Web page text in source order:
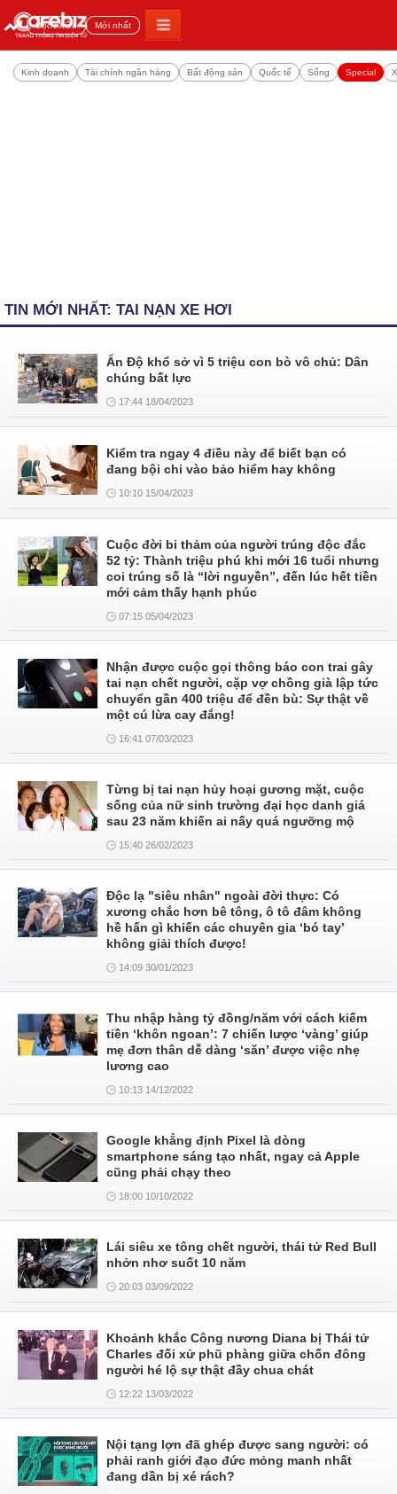
Đọc nhiều Mới nhất
Kinh doanh Tài chính ngân hàng Bất động sản Quốc tế Sống Special
TIN MỚI NHẤT: TAI NẠN XE HƠI
Ấn Độ khổ sở vì 5 triệu con bò vô chủ: Dân
chúng bất lực
17:44 18/04/2023
Kiểm tra ngay 4 điều này để biết bạn có
đang bội chi vào bảo hiểm hay không
10:10 15/04/2023
Cuộc đời bi thảm của người trúng độc đắc
52 tỷ: Thành triệu phú khi mới 16 tuổi nhưng
coi trúng số là “lời nguyền”, đến lúc hết tiền
mới cảm thấy hạnh phúc
07:15 05/04/2023
Nhận được cuộc gọi thông báo con trai gây
tai nạn chết người, cặp vợ chồng già lập tức
chuyển gần 400 triệu để đền bù: Sự thật về
một cú lừa cay đắng!
16:41 07/03/2023
Từng bị tai nạn hủy hoại gương mặt, cuộc
sống của nữ sinh trường đại học danh giá
sau 23 năm khiến ai nấy quá ngưỡng mộ
15:40 26/02/2023
Độc lạ "siêu nhân" ngoài đời thực: Có
xương chắc hơn bê tông, ô tô đâm không
hề hấn gì khiến các chuyên gia ‘bó tay’
không giải thích được!
14:09 30/01/2023
Thu nhập hàng tỷ đồng/năm với cách kiếm
tiền ‘khôn ngoan’: 7 chiến lược ‘vàng’ giúp
mẹ đơn thân dễ dàng ‘săn’ được việc nhẹ
lương cao
10:13 14/12/2022
Google khẳng định Pixel là dòng
smartphone sáng tạo nhất, ngay cả Apple
cũng phải chạy theo
18:00 10/10/2022
Lái siêu xe tông chết người, thái tử Red Bull
nhởn nhơ suốt 10 năm
20:03 03/09/2022
Khoảnh khắc Công nương Diana bị Thái tử
Charles đối xử phũ phàng giữa chốn đông
người hé lộ sự thật đầy chua chát
12:22 13/03/2022
Nội tạng lợn đã ghép được sang người: có
phải ranh giới đạo đức mỏng manh nhất
đang dần bị xé rách?